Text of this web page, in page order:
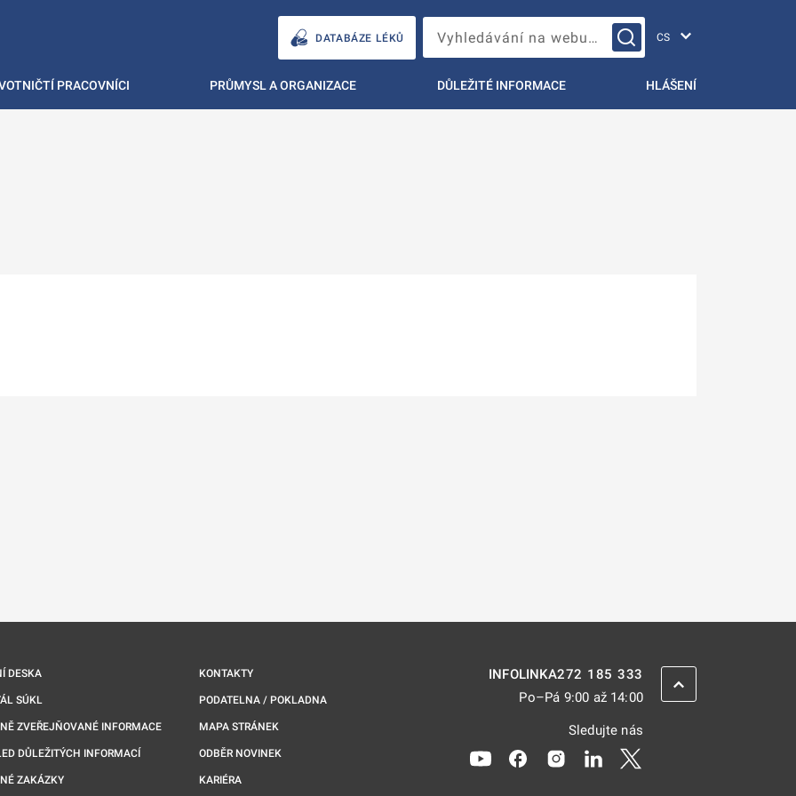
DATABÁZE LÉKŮ Vyhledávání na webu…
PRACOVNÍCI PRŮMYSL A ORGANIZACE DŮLEŽITÉ INFORMACE HLÁŠENÍ
kartě
DESKA
SÚKL
ZVEŘEJŇOVANÉ INFORMACE
DŮLEŽITÝCH INFORMACÍ
ZAKÁZKY
KONTAKTY
PODATELNA / POKLADNA
MAPA STRÁNEK
ODBĚR NOVINEK
KARIÉRA
INFOLINKA272 185 333
Po–Pá 9:00 až 14:00
Sledujte nás
Odkaz se otevře na nové kartě
Odkaz se otevře na nové kartě
Odkaz se otevře na nové kartě
Odkaz se otevře na nové
ZPĚT NAHORU